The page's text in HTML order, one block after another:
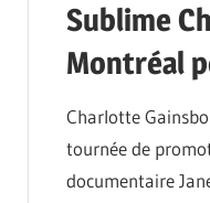
Sublime
Montréal
Charlotte
tournée de
documentaire